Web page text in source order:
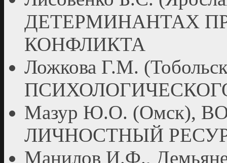
ДЕТЕРМИНАНТАХ
КОНФЛИКТА
Ложкова Г.М.
Мазур Ю.О. (Омск),
ЛИЧНОСТНЫЙ
Манилов И.Ф.,